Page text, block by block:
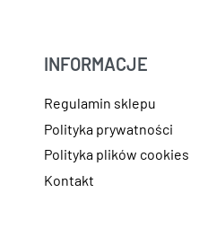
INFORMACJE
Regulamin sklepu
Polityka prywatności
Polityka plików cookies
Kontakt